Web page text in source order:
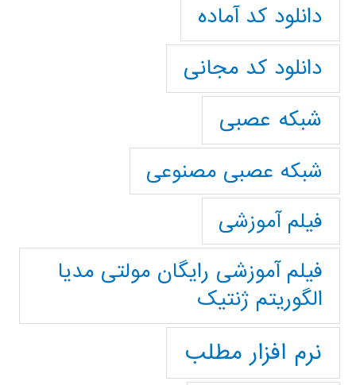
دانلود کد آماده
دانلود کد مجانی
شبکه عصبی
شبکه عصبی مصنوعی
فیلم آموزشی
فیلم آموزشی رایگان مولتی مدیا
الگوریتم ژنتیک
نرم افزار مطلب